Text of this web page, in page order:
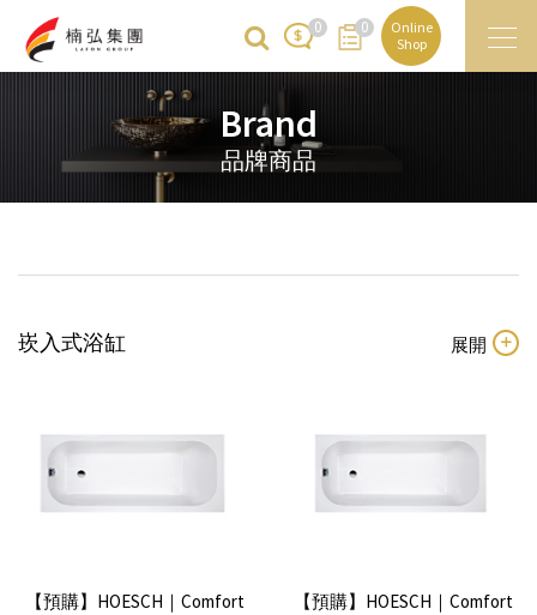
0 0
Online
Shop
Brand
品牌商品
崁入式浴缸
【預購】HOESCH｜Comfort
【預購】HOESCH｜Comfort